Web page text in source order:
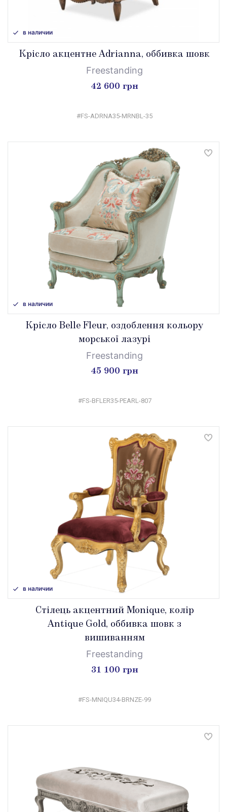
в наличии
Крісло акцентне Adrianna, оббивка шовк
Freestanding
42 600 грн
#FS-ADRNA35-MRNBL-35
в наличии
Крісло Belle Fleur, оздоблення кольору
морської лазурі
Freestanding
45 900 грн
#FS-BFLER35-PEARL-807
в наличии
Стілець акцентний Monique, колір
Antique Gold, оббивка шовк з
вишиванням
Freestanding
31 100 грн
#FS-MNIQU34-BRNZE-99